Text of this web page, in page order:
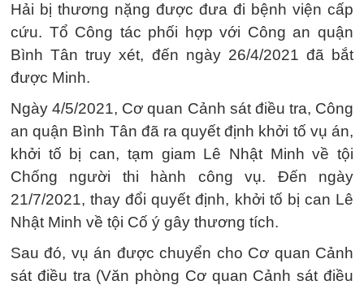
Hải bị thương nặng được đưa đi bệnh viện cấp
cứu. Tổ Công tác phối hợp với Công an quận
Bình Tân truy xét, đến ngày 26/4/2021 đã bắt
được Minh.
Ngày 4/5/2021, Cơ quan Cảnh sát điều tra, Công
an quận Bình Tân đã ra quyết định khởi tố vụ án,
khởi tố bị can, tạm giam Lê Nhật Minh về tội
Chống người thi hành công vụ. Đến ngày
21/7/2021, thay đổi quyết định, khởi tố bị can Lê
Nhật Minh về tội Cố ý gây thương tích.
Sau đó, vụ án được chuyển cho Cơ quan Cảnh
sát điều tra (Văn phòng Cơ quan Cảnh sát điều